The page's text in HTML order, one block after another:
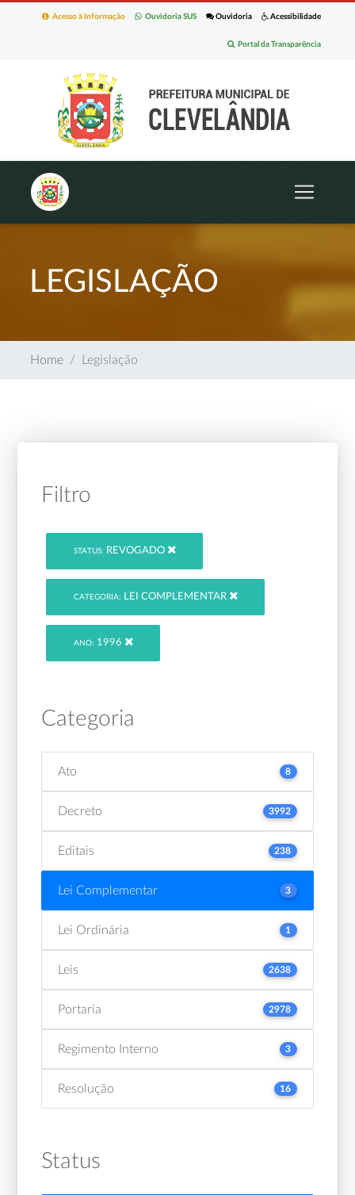
Acessibilidade
Ouvidoria
Ouvidoria SUS
Acesso à Informação
Portal da Transparência
LEGISLAÇÃO
Home Legislação
Filtro
STATUS: REVOGADO
CATEGORIA: LEI COMPLEMENTAR
ANO: 1996
Categoria
Ato 8
Decreto 3992
Editais 238
Lei Complementar 3
Lei Ordinária 1
Leis 2638
Portaria 2978
Regimento Interno 3
Resolução 16
Status